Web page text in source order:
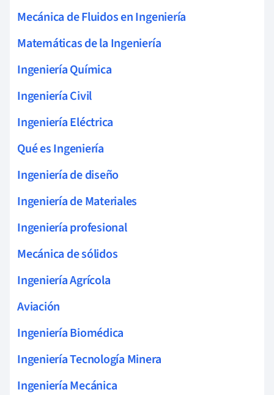
Mecánica de Fluidos en Ingeniería
Matemáticas de la Ingeniería
Ingeniería Química
Ingeniería Civil
Ingeniería Eléctrica
Qué es Ingeniería
Ingeniería de diseño
Ingeniería de Materiales
Ingeniería profesional
Mecánica de sólidos
Ingeniería Agrícola
Aviación
Ingeniería Biomédica
Ingeniería Tecnología Minera
Ingeniería Mecánica